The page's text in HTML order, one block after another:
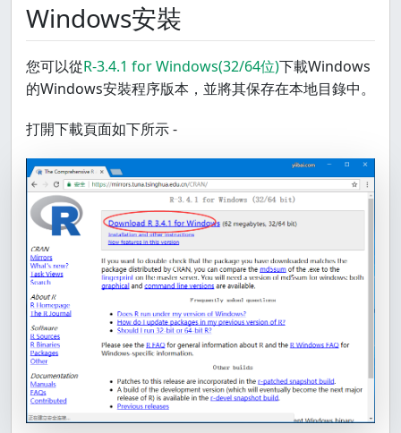
Windows安裝
您可以從R-3.4.1 for Windows(32/64位)下載Windows
的Windows安裝程序版本，並將其保存在本地目錄中。
打開下載頁面如下所示 -